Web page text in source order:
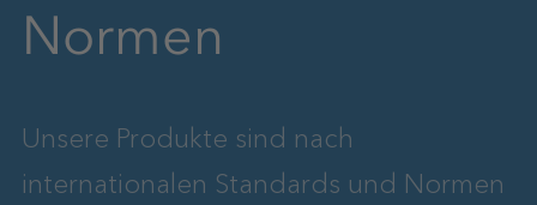
Normen
Unsere Produkte sind nach
internationalen Standards und Normen